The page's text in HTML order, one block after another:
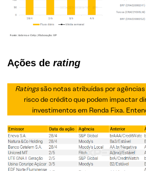
Ações de rating
Ratingssão notas atribuídas por
risco de crédito que podem impactar
investimentos em Renda Fixa.